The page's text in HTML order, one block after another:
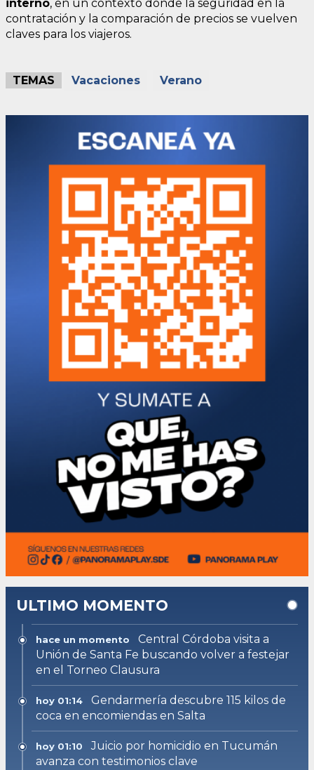
interno, en un contexto donde la seguridad en la
contratación y la comparación de precios se vuelven
claves para los viajeros.
TEMAS Vacaciones Verano
ULTIMO MOMENTO
hace un momento
Central Córdoba visita a
Unión de Santa Fe buscando volver a festejar
en el Torneo Clausura
hoy 01:14
Gendarmería descubre 115 kilos de
coca en encomiendas en Salta
hoy 01:10
Juicio por homicidio en Tucumán
avanza con testimonios clave